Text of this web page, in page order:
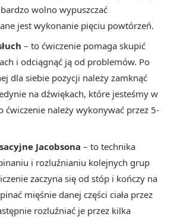
wolno wypuszczać
jest wykonanie pięciu powtórzeń.
– to ćwiczenie pomaga skupić
i odciągnąć ją od problemów. Po
dla siebie pozycji należy zamknąć
na dźwiękach, które jesteśmy w
ćwiczenie należy wykonywać przez 5-
Jacobsona – to technika
i rozluźnianiu kolejnych grup
zaczyna się od stóp i kończy na
mięśnie danej części ciała przez
rozluźniać je przez kilka